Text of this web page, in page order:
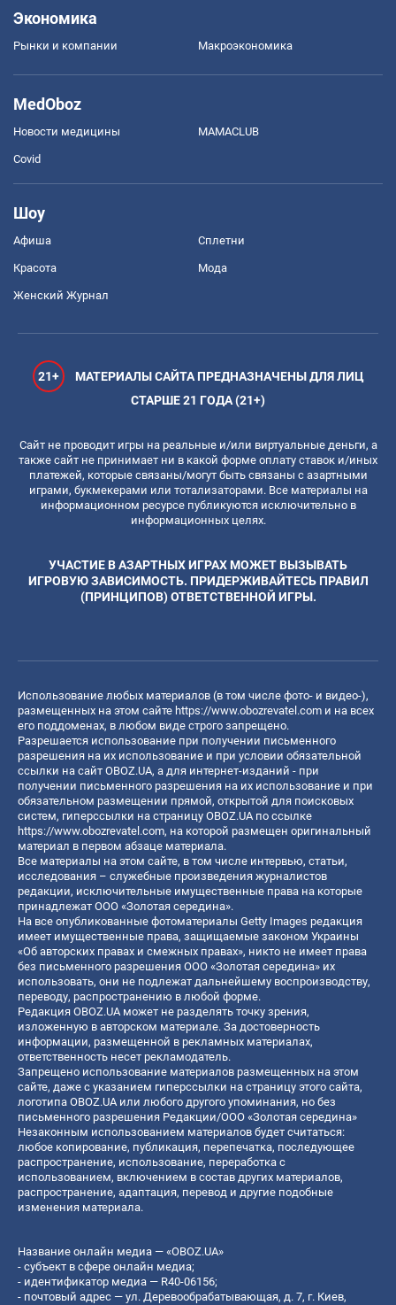
Экономика
Рынки и компании Mакроэкономика
MedOboz
Новости медицины MAMACLUB
Covid
Шоу
Афиша Сплетни
Красота Мода
Женский Журнал
21+
МАТЕРИАЛЫ САЙТА ПРЕДНАЗНАЧЕНЫ ДЛЯ ЛИЦ
СТАРШЕ 21 ГОДА (21+)
Сайт не проводит игры на реальные и/или виртуальные деньги, а
также сайт не принимает ни в какой форме оплату ставок и/иных
платежей, которые связаны/могут быть связаны с азартными
играми, букмекерами или тотализаторами. Все материалы на
информационном ресурсе публикуются исключительно в
информационных целях.
УЧАСТИЕ В АЗАРТНЫХ ИГРАХ МОЖЕТ ВЫЗЫВАТЬ
ИГРОВУЮ ЗАВИСИМОСТЬ. ПРИДЕРЖИВАЙТЕСЬ ПРАВИЛ
(ПРИНЦИПОВ) ОТВЕТСТВЕННОЙ ИГРЫ.
Использование любых материалов (в том числе фото- и видео-),
размещенных на этом сайте https://www.obozrevatel.com и на всех
его поддоменах, в любом виде строго запрещено.
Разрешается использование при получении письменного
разрешения на их использование и при условии обязательной
ссылки на сайт OBOZ.UA, а для интернет-изданий - при
получении письменного разрешения на их использование и при
обязательном размещении прямой, открытой для поисковых
систем, гиперссылки на страницу OBOZ.UA по ссылке
https://www.obozrevatel.com, на которой размещен оригинальный
материал в первом абзаце материала.
Все материалы на этом сайте, в том числе интервью, статьи,
исследования – служебные произведения журналистов
редакции, исключительные имущественные права на которые
принадлежат ООО «Золотая середина».
На все опубликованные фотоматериалы Getty Images редакция
имеет имущественные права, защищаемые законом Украины
«Об авторских правах и смежных правах», никто не имеет права
без письменного разрешения ООО «Золотая середина» их
использовать, они не подлежат дальнейшему воспроизводству,
переводу, распространению в любой форме.
Редакция OBOZ.UA может не разделять точку зрения,
изложенную в авторском материале. За достоверность
информации, размещенной в рекламных материалах,
ответственность несет рекламодатель.
Запрещено использование материалов размещенных на этом
сайте, даже с указанием гиперссылки на страницу этого сайта,
логотипа OBOZ.UA или любого другого упоминания, но без
письменного разрешения Редакции/ООО «Золотая середина»
Незаконным использованием материалов будет считаться:
любое копирование, публикация, перепечатка, последующее
распространение, использование, переработка с
использованием, включением в состав других материалов,
распространение, адаптация, перевод и другие подобные
изменения материала.
Название онлайн медиа — «OBOZ.UA»
- субъект в сфере онлайн медиа;
- идентификатор медиа — R40-06156;
- почтовый адрес — ул. Деревообрабатывающая, д. 7, г. Киев,